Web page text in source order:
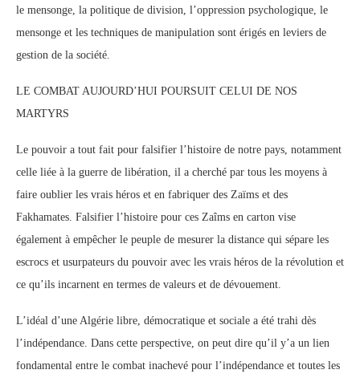
le mensonge, la politique de division, l’oppression psychologique, le
mensonge et les techniques de manipulation sont érigés en leviers de
gestion de la société.
LE COMBAT AUJOURD’HUI POURSUIT CELUI DE NOS
MARTYRS
Le pouvoir a tout fait pour falsifier l’histoire de notre pays, notamment
celle liée à la guerre de libération, il a cherché par tous les moyens à
faire oublier les vrais héros et en fabriquer des Zaïms et des
Fakhamates. Falsifier l’histoire pour ces Zaîms en carton vise
également à empêcher le peuple de mesurer la distance qui sépare les
escrocs et usurpateurs du pouvoir avec les vrais héros de la révolution et
ce qu’ils incarnent en termes de valeurs et de dévouement.
L’idéal d’une Algérie libre, démocratique et sociale a été trahi dès
l’indépendance. Dans cette perspective, on peut dire qu’il y’a un lien
fondamental entre le combat inachevé pour l’indépendance et toutes les